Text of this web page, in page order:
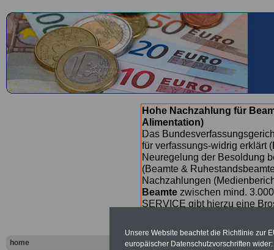
home
Hohe Nachzahlung für
Alimentation)
Das
für verfassungs-widrig erklärt
Neuregelung der Besoldung
(Beamte &
Nachzahlungen
Beamte zwischen mind.
SERVICE gibt hierzu eine
Broschüre.
Unsere Website beachtet die Richtlinie zur
europäischer Datenschutzvorschriften